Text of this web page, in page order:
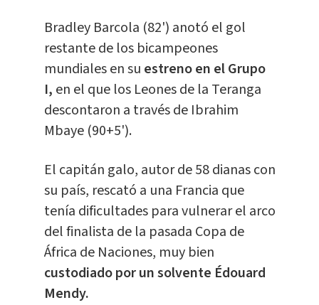
Bradley Barcola (82') anotó el gol
restante de los bicampeones
mundiales en su estreno en el Grupo
I, en el que los Leones de la Teranga
descontaron a través de Ibrahim
Mbaye (90+5').
El capitán galo, autor de 58 dianas con
su país, rescató a una Francia que
tenía dificultades para vulnerar el arco
del finalista de la pasada Copa de
África de Naciones, muy bien
custodiado por un solvente Édouard
Mendy.